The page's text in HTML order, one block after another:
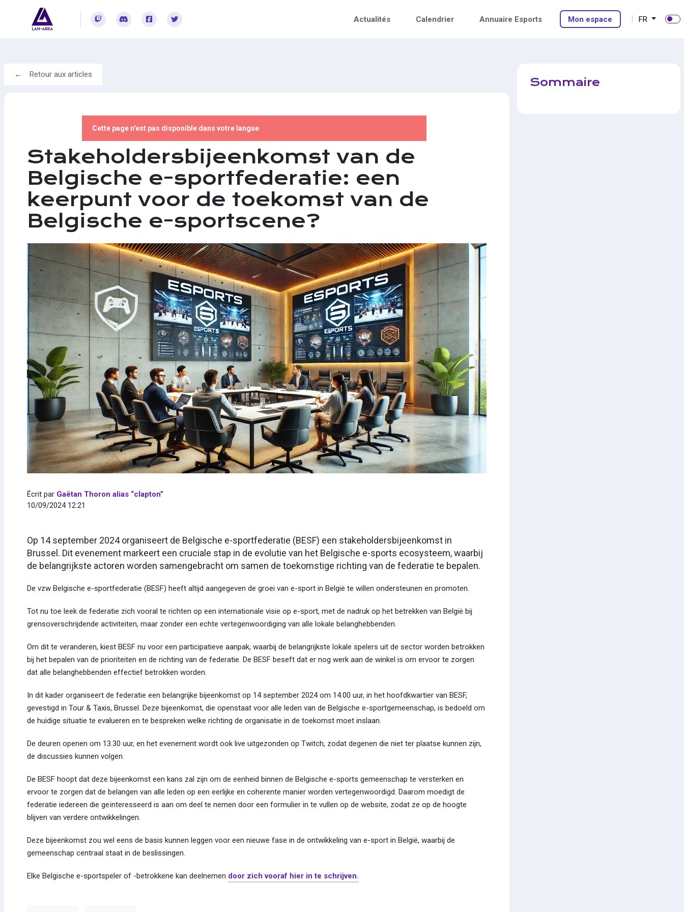
Rejoignez-vous sur Twitch
Rejoignez-vous sur Discord
Rejoignez-vous sur Facebook
Rejoignez-vous sur Twitter Actualités Calendrier Annuaire Esports Mon espace FR
Retour aux articles
Cette page n'est pas disponible dans votre langue
Stakeholdersbijeenkomst van de
Belgische e-sportfederatie: een
keerpunt voor de toekomst van de
Belgische e-sportscene?
Écrit par Gaëtan Thoron alias “clapton”
10/09/2024 12:21
Op 14 september 2024 organiseert de Belgische e-sportfederatie (BESF) een stakeholdersbijeenkomst in
Brussel. Dit evenement markeert een cruciale stap in de evolutie van het Belgische e-sports ecosysteem, waarbij
de belangrijkste actoren worden samengebracht om samen de toekomstige richting van de federatie te bepalen.
De vzw Belgische e-sportfederatie (BESF) heeft altijd aangegeven de groei van e-sport in België te willen ondersteunen en promoten.
Tot nu toe leek de federatie zich vooral te richten op een internationale visie op e-sport, met de nadruk op het betrekken van België bij
grensoverschrijdende activiteiten, maar zonder een echte vertegenwoordiging van alle lokale belanghebbenden.
Om dit te veranderen, kiest BESF nu voor een participatieve aanpak, waarbij de belangrijkste lokale spelers uit de sector worden betrokken
bij het bepalen van de prioriteiten en de richting van de federatie. De BESF beseft dat er nog werk aan de winkel is om ervoor te zorgen
dat alle belanghebbenden effectief betrokken worden.
In dit kader organiseert de federatie een belangrijke bijeenkomst op 14 september 2024 om 14.00 uur, in het hoofdkwartier van BESF,
gevestigd in Tour & Taxis, Brussel. Deze bijeenkomst, die openstaat voor alle leden van de Belgische e-sportgemeenschap, is bedoeld om
de huidige situatie te evalueren en te bespreken welke richting de organisatie in de toekomst moet inslaan.
De deuren openen om 13.30 uur, en het evenement wordt ook live uitgezonden op Twitch, zodat degenen die niet ter plaatse kunnen zijn,
de discussies kunnen volgen.
De BESF hoopt dat deze bijeenkomst een kans zal zijn om de eenheid binnen de Belgische e-sports gemeenschap te versterken en
ervoor te zorgen dat de belangen van alle leden op een eerlijke en coherente manier worden vertegenwoordigd. Daarom moedigt de
federatie iedereen die geïnteresseerd is aan om deel te nemen door een formulier in te vullen op de website, zodat ze op de hoogte
blijven van verdere ontwikkelingen.
Deze bijeenkomst zou wel eens de basis kunnen leggen voor een nieuwe fase in de ontwikkeling van e-sport in België, waarbij de
gemeenschap centraal staat in de beslissingen.
Elke Belgische e-sportspeler of -betrokkene kan deelnemen door zich vooraf hier in te schrijven.
Sommaire